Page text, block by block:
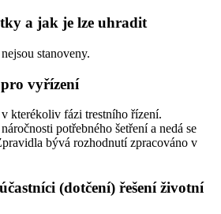
a jak je lze uhradit
stanoveny.
vyřízení
kterékoliv fázi trestního řízení.
potřebného šetření a nedá se
bývá rozhodnutí zpracováno v
(dotčení) řešení životní